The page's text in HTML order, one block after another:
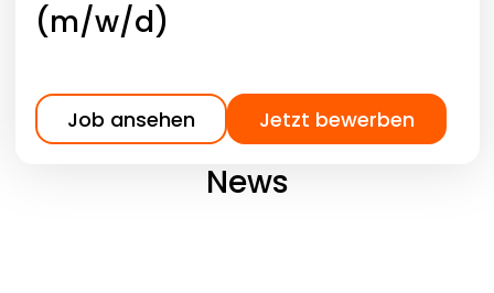
(m/w/d)
Job ansehen Jetzt bewerben
News